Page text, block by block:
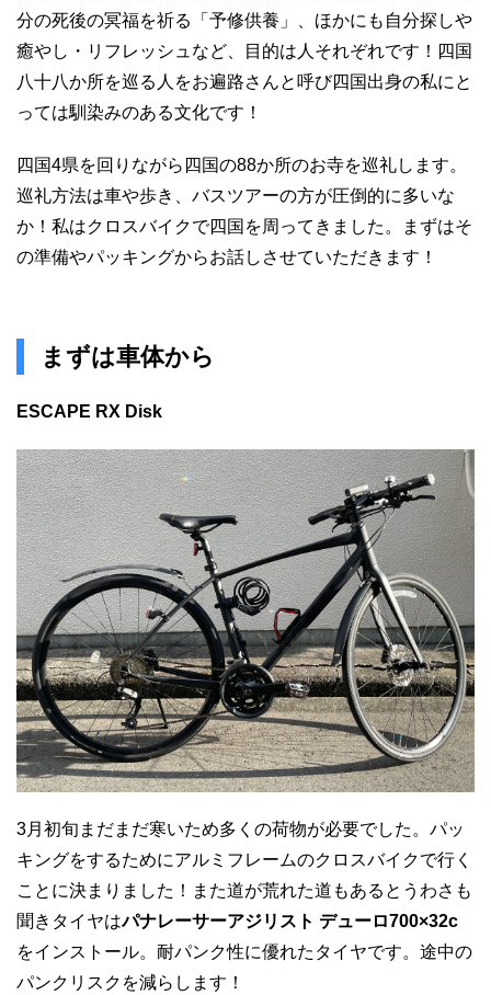
分の死後の冥福を祈る「予修供養」、ほかにも自分探しや
癒やし・リフレッシュなど、目的は人それぞれです！四国
八十八か所を巡る人をお遍路さんと呼び四国出身の私にと
っては馴染みのある文化です！
四国4県を回りながら四国の88か所のお寺を巡礼します。
巡礼方法は車や歩き、バスツアーの方が圧倒的に多いな
か！私はクロスバイクで四国を周ってきました。まずはそ
の準備やパッキングからお話しさせていただきます！
まずは車体から
ESCAPE RX Disk
3月初旬まだまだ寒いため多くの荷物が必要でした。パッ
キングをするためにアルミフレームのクロスバイクで行く
ことに決まりました！また道が荒れた道もあるとうわさも
聞きタイヤはパナレーサーアジリスト デューロ700×32c
をインストール。耐パンク性に優れたタイヤです。途中の
パンクリスクを減らします！